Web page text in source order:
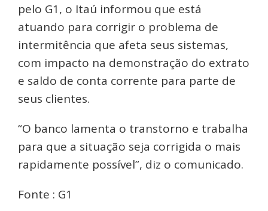
pelo G1, o Itaú informou que está
atuando para corrigir o problema de
intermitência que afeta seus sistemas,
com impacto na demonstração do extrato
e saldo de conta corrente para parte de
seus clientes.
“O banco lamenta o transtorno e trabalha
para que a situação seja corrigida o mais
rapidamente possível”, diz o comunicado.
Fonte : G1